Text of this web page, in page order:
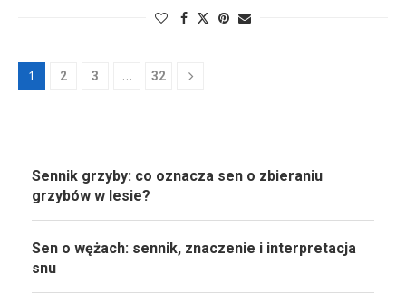
1 2 3 … 32
Sennik grzyby: co oznacza sen o zbieraniu
grzybów w lesie?
Sen o wężach: sennik, znaczenie i interpretacja
snu